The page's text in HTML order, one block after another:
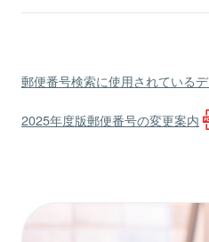
郵便番号検索に使用されている
2025年度版郵便番号の変更案内